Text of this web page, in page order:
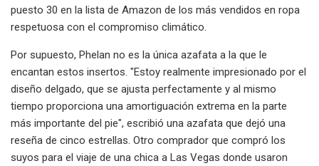
puesto 30 en la lista de Amazon de los más vendidos en ropa
respetuosa con el compromiso climático.
Por supuesto, Phelan no es la única azafata a la que le
encantan estos insertos. "Estoy realmente impresionado por el
diseño delgado, que se ajusta perfectamente y al mismo
tiempo proporciona una amortiguación extrema en la parte
más importante del pie", escribió una azafata que dejó una
reseña de cinco estrellas. Otro comprador que compró los
suyos para el viaje de una chica a Las Vegas donde usaron